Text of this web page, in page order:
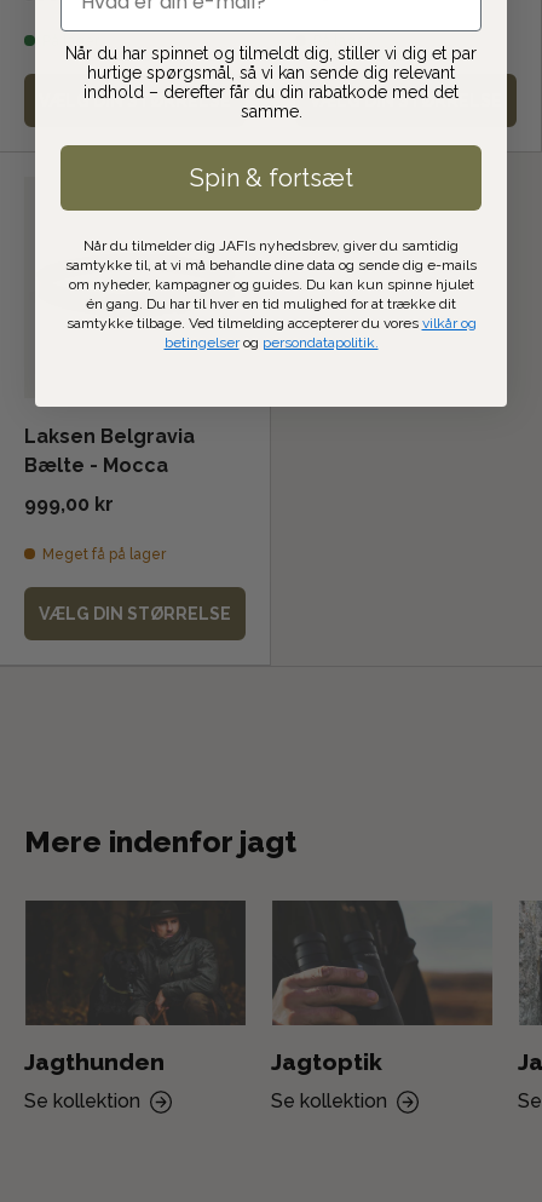
VÆLG DIN STØRRELSE VÆLG DIN STØRRELSE
Laksen Belgravia
Bælte - Mocca
999,00 kr
Meget få på lager
VÆLG DIN STØRRELSE
Mere indenfor jagt
Jagthunden
Se kollektion
Jagtoptik
Se kollektion
Når du har spinnet og tilmeldt dig, stiller vi dig et par
hurtige spørgsmål, så vi kan sende dig relevant
indhold – derefter får du din rabatkode med det
samme.
Spin & fortsæt
Når du tilmelder dig JAFIs nyhedsbrev, giver du samtidig
samtykke til, at vi må behandle dine data og sende dig e-mails
om nyheder, kampagner og guides. Du kan kun spinne hjulet
én gang. Du har til hver en tid mulighed for at trække dit
samtykke tilbage. Ved tilmelding accepterer du vores vilkår og
betingelserog persondatapolitik.